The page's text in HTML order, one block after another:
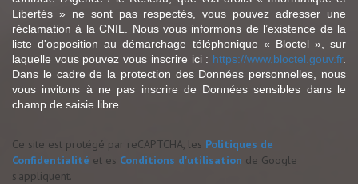
Libertés » ne sont pas respectés, vous pouvez adresser une
réclamation à la CNIL. Nous vous informons de l’existence de la
liste d'opposition au démarchage téléphonique « Bloctel », sur
laquelle vous pouvez vous inscrire ici : https://www.bloctel.gouv.fr.
Dans le cadre de la protection des Données personnelles, nous
vous invitons à ne pas inscrire de Données sensibles dans le
champ de saisie libre.
Ce site est protégé par reCAPTCHA, les Politiques de
Confidentialité et es Conditions d'utilisation de Google
s'appliquent.